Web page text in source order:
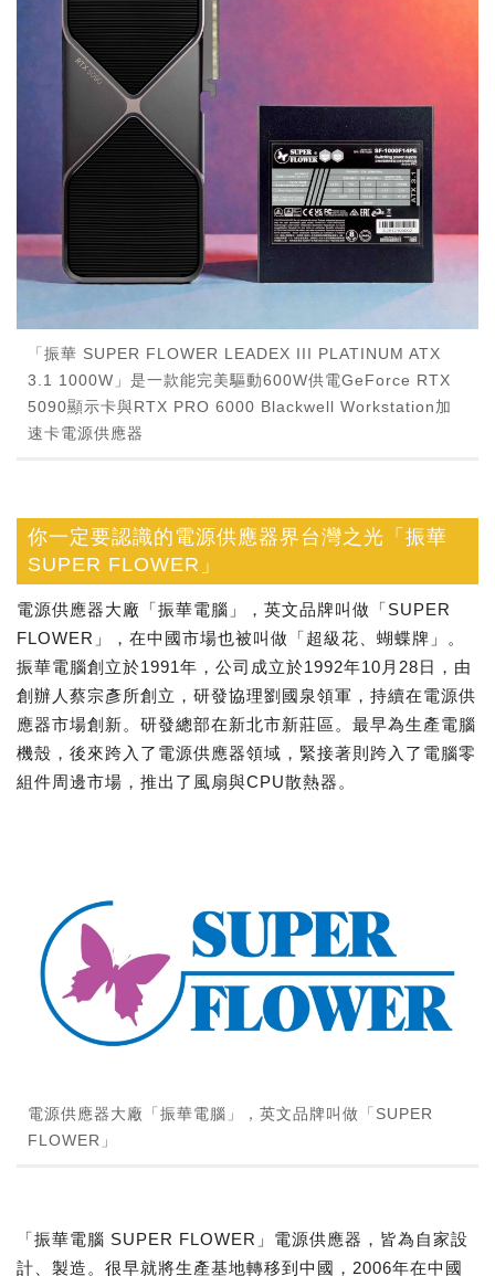
「振華 SUPER FLOWER LEADEX III PLATINUM ATX
3.1 1000W」是一款能完美驅動600W供電GeForce RTX
5090顯示卡與RTX PRO 6000 Blackwell Workstation加
速卡電源供應器
你一定要認識的電源供應器界台灣之光「振華
SUPER FLOWER」
電源供應器大廠「振華電腦」，英文品牌叫做「SUPER
FLOWER」，在中國市場也被叫做「超級花、蝴蝶牌」。
振華電腦創立於1991年，公司成立於1992年10月28日，由
創辦人蔡宗彥所創立，研發協理劉國泉領軍，持續在電源供
應器市場創新。研發總部在新北市新莊區。最早為生產電腦
機殼，後來跨入了電源供應器領域，緊接著則跨入了電腦零
組件周邊市場，推出了風扇與CPU散熱器。
電源供應器大廠「振華電腦」，英文品牌叫做「SUPER
FLOWER」
「振華電腦 SUPER FLOWER」電源供應器，皆為自家設
計、製造。很早就將生產基地轉移到中國，2006年在中國